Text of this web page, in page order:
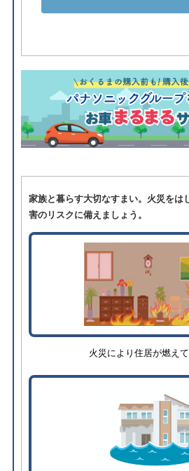
家族と暮らす大切なすまい。火災をは
害のリスクに備えましょう。
火災により住居が燃え